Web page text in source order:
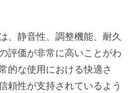
、静音性、調整機能、耐久
評価が非常に高いことがわ
的な使用における快適さ
頼性が支持されているよう